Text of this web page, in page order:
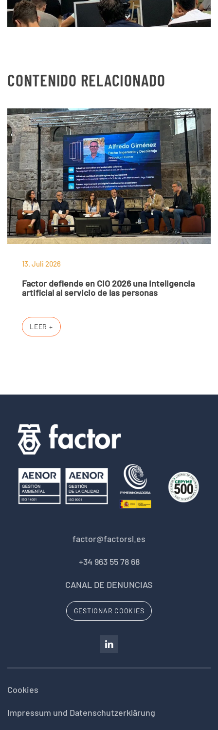
CONTENIDO RELACIONADO
13. Juli 2026
Factor defiende en CIO 2026 una inteligencia
artificial al servicio de las personas
LEER +
factor@factorsl.es
+34 963 55 78 68
CANAL DE DENUNCIAS
GESTIONAR COOKIES
Cookies
Impressum und Datenschutzerklärung